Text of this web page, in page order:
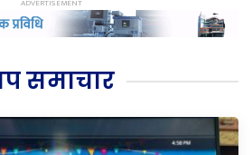
समाचार